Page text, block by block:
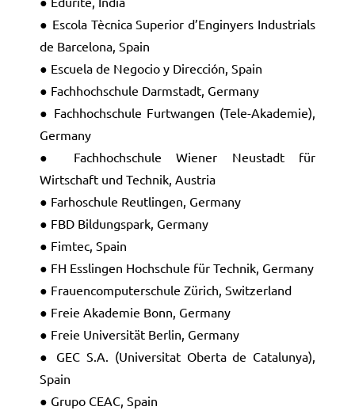
● Escola Tècnica Superior d’Enginyers Industrials
de Barcelona, Spain
● Escuela de Negocio y Dirección, Spain
● Fachhochschule Darmstadt, Germany
● Fachhochschule Furtwangen (Tele-Akademie),
Germany
● Fachhochschule Wiener Neustadt für
Wirtschaft und Technik, Austria
● Farhoschule Reutlingen, Germany
● FBD Bildungspark, Germany
● Fimtec, Spain
● FH Esslingen Hochschule für Technik, Germany
● Frauencomputerschule Zürich, Switzerland
● Freie Akademie Bonn, Germany
● Freie Universität Berlin, Germany
● GEC S.A. (Universitat Oberta de Catalunya),
Spain
● Grupo CEAC, Spain